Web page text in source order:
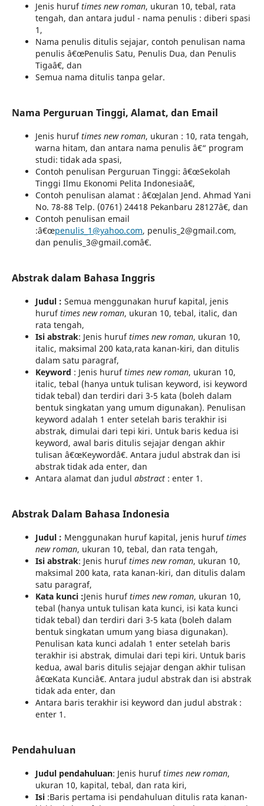
Jenis huruftimes new roman, ukuran 10, tebal, rata
tengah, dan antara judul - nama penulis : diberi spasi
1,
Nama penulis ditulis sejajar, contoh penulisan nama
penulis â€œPenulis Satu, Penulis Dua, dan Penulis
Tigaâ€, dan
Semua nama ditulis tanpa gelar.
Nama Perguruan Tinggi, Alamat, dan Email
Jenis huruftimes new roman, ukuran : 10, rata tengah,
warna hitam, dan antara nama penulis â€“ program
studi: tidak ada spasi,
Contoh penulisan Perguruan Tinggi: â€œSekolah
Tinggi Ilmu Ekonomi Pelita Indonesiaâ€,
Contoh penulisan alamat : â€œJalan Jend. Ahmad Yani
No. 78-88 Telp. (0761) 24418 Pekanbaru 28127â€, dan
Contoh penulisan email
:â€œpenulis_1@yahoo.com, penulis_2@gmail.com,
dan penulis_3@gmail.comâ€.
Abstrak dalam Bahasa Inggris
Judul : Semua menggunakan huruf kapital, jenis
huruftimes new roman, ukuran 10, tebal, italic, dan
rata tengah,
Isi abstrak: Jenis huruftimes new roman, ukuran 10,
italic, maksimal 200 kata,rata kanan-kiri, dan ditulis
dalam satu paragraf,
Keyword : Jenis huruftimes new roman, ukuran 10,
italic, tebal (hanya untuk tulisan keyword, isi keyword
tidak tebal) dan terdiri dari 3-5 kata (boleh dalam
bentuk singkatan yang umum digunakan). Penulisan
keyword adalah 1 enter setelah baris terakhir isi
abstrak, dimulai dari tepi kiri. Untuk baris kedua isi
keyword, awal baris ditulis sejajar dengan akhir
tulisan â€œKeywordâ€. Antara judul abstrak dan isi
abstrak tidak ada enter, dan
Antara alamat dan judul abstract: enter 1.
Abstrak Dalam Bahasa Indonesia
Judul : Menggunakan huruf kapital, jenis huruftimes
new roman, ukuran 10, tebal, dan rata tengah,
Isi abstrak: Jenis huruftimes new roman, ukuran 10,
maksimal 200 kata, rata kanan-kiri, dan ditulis dalam
satu paragraf,
Kata kunci :Jenis huruftimes new roman, ukuran 10,
tebal (hanya untuk tulisan kata kunci, isi kata kunci
tidak tebal) dan terdiri dari 3-5 kata (boleh dalam
bentuk singkatan umum yang biasa digunakan).
Penulisan kata kunci adalah 1 enter setelah baris
terakhir isi abstrak, dimulai dari tepi kiri. Untuk baris
kedua, awal baris ditulis sejajar dengan akhir tulisan
â€œKata Kunciâ€. Antara judul abstrak dan isi abstrak
tidak ada enter, dan
Antara baris terakhir isi keyword dan judul abstrak :
enter 1.
Pendahuluan
Judul pendahuluan: Jenis huruftimes new roman,
ukuran 10, kapital, tebal, dan rata kiri,
Isi:Baris pertama isi pendahuluan ditulis rata kanan-